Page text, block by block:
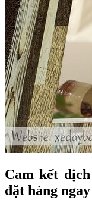
Cam kết
đặt hàng